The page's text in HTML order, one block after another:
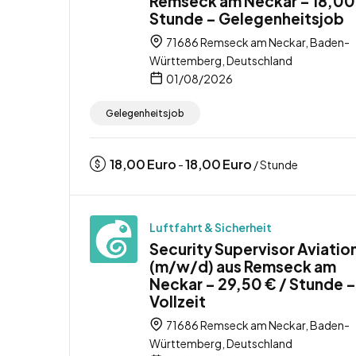
Stunde – Gelegenheitsjob
71686 Remseck am Neckar, Baden-
Württemberg, Deutschland
01/08/2026
Gelegenheitsjob
18,00Euro -18,00Euro / Stunde
Luftfahrt & Sicherheit
Security Supervisor
(m/w/d) aus Remseck am
Neckar – 29,50 € / Stunde –
Vollzeit
71686 Remseck am Neckar, Baden-
Württemberg, Deutschland